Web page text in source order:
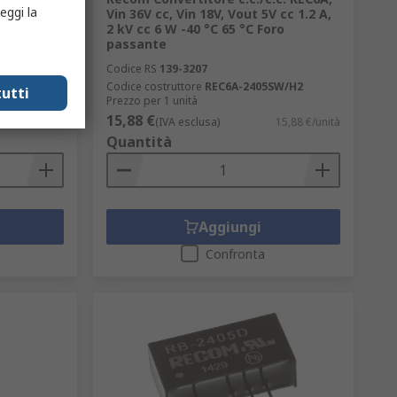
-5
Vin 36V cc, Vin 18V, Vout 5V cc 1.2 A,
2 kV cc 6 W -40 °C 65 °C Foro
passante
Codice RS 139-3207
Codice costruttore REC6A-2405SW/H2
Prezzo per 1 unità
15,88 €(IVA esclusa) 15,88 €/unità
Quantità
Aggiungi
Confronta
la